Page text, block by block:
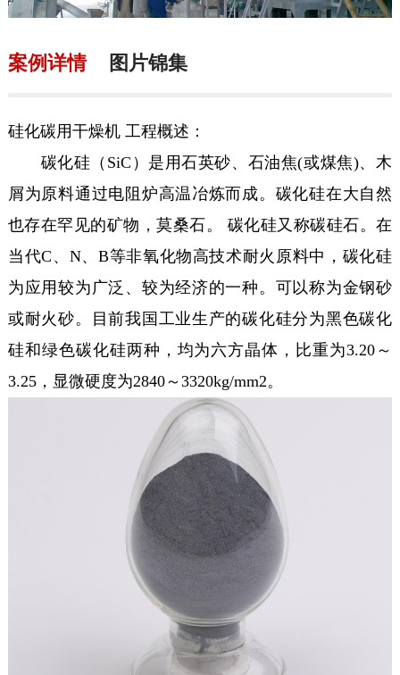
案例详情 图片锦集
硅化碳用干燥机 工程概述：
碳化硅（SiC）是用石英砂、石油焦(或煤焦)、木
屑为原料通过电阻炉高温冶炼而成。碳化硅在大自然
也存在罕见的矿物，莫桑石。 碳化硅又称碳硅石。在
当代C、N、B等非氧化物高技术耐火原料中，碳化硅
为应用较为广泛、较为经济的一种。可以称为金钢砂
或耐火砂。目前我国工业生产的碳化硅分为黑色碳化
硅和绿色碳化硅两种，均为六方晶体，比重为3.20～
3.25，显微硬度为2840～3320kg/mm2。